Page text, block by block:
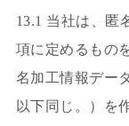
13.1 当社は、匿
項に定めるもの
名加工情報デー
以下同じ。）を